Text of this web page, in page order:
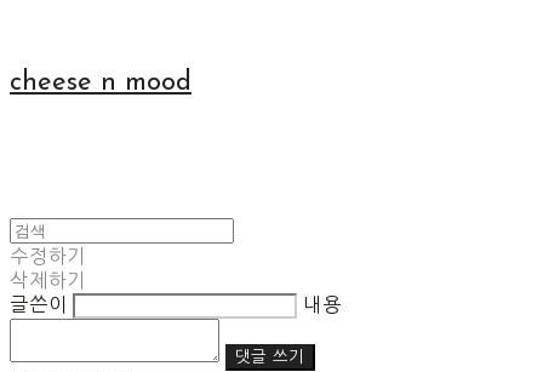
cheese n mood
수정하기
삭제하기
글쓴이
내용
댓글 쓰기